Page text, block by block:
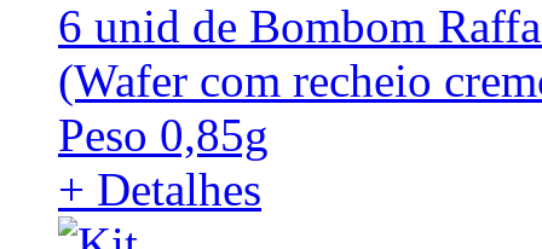
6 unid de Bombom
(Wafer com recheio
Peso 0,85g
+ Detalhes